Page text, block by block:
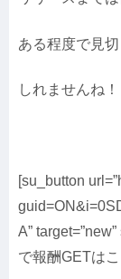
ある程度で見
しれませんね！
[su_button
A”
で報酬GETは